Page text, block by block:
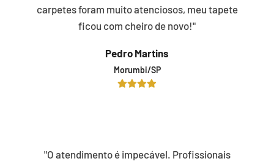
carpetes foram muito atenciosos, meu tapete
ficou com cheiro de novo!"
Pedro Martins
Morumbi/SP
"O atendimento é impecável. Profissionais